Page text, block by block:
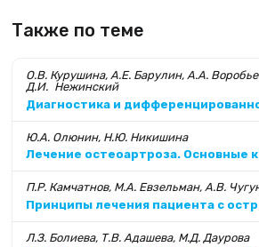
Также по теме
О.В. Курушина, А.Е. Барулин, А.А.
Д.И. Нежинский
Диагностика и
Ю.А. Олюнин, Н.Ю. Никишина
Лечение остеоартроза. Основные
П.Р. Камчатнов, М.А. Евзельман, А.В.
Принципы лечения пациента с
Л.З. Болиева, Т.В. Адашева, М.Д. Даурова